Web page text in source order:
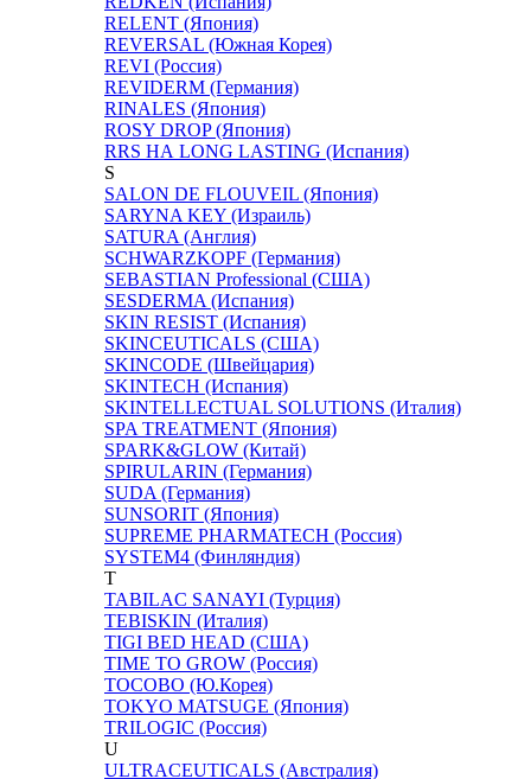
RELENT (Япония)
REVERSAL (Южная Корея)
REVI (Россия)
REVIDERM (Германия)
RINALES (Япония)
ROSY DROP (Япония)
RRS НА LONG LASTING (Испания)
S
SALON DE FLOUVEIL (Япония)
SARYNA KEY (Израиль)
SATURA (Англия)
SCHWARZKOPF (Германия)
SEBASTIAN Professional (США)
SESDERMA (Испания)
SKIN RESIST (Испания)
SKINCEUTICALS (США)
SKINCODE (Швейцария)
SKINTECH (Испания)
SKINTELLECTUAL SOLUTIONS (Италия)
SPA TREATMENT (Япония)
SPARK&GLOW (Китай)
SPIRULARIN (Германия)
SUDA (Германия)
SUNSORIT (Япония)
SUPREME PHARMATECH (Россия)
SYSTEM4 (Финляндия)
T
TABILAC SANAYI (Турция)
TEBISKIN (Италия)
TIGI BED HEAD (США)
TIME TO GROW (Россия)
TOCOBO (Ю.Корея)
TOKYO MATSUGE (Япония)
TRILOGIC (Россия)
U
ULTRACEUTICALS (Австралия)